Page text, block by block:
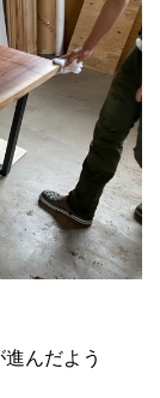
んだよう